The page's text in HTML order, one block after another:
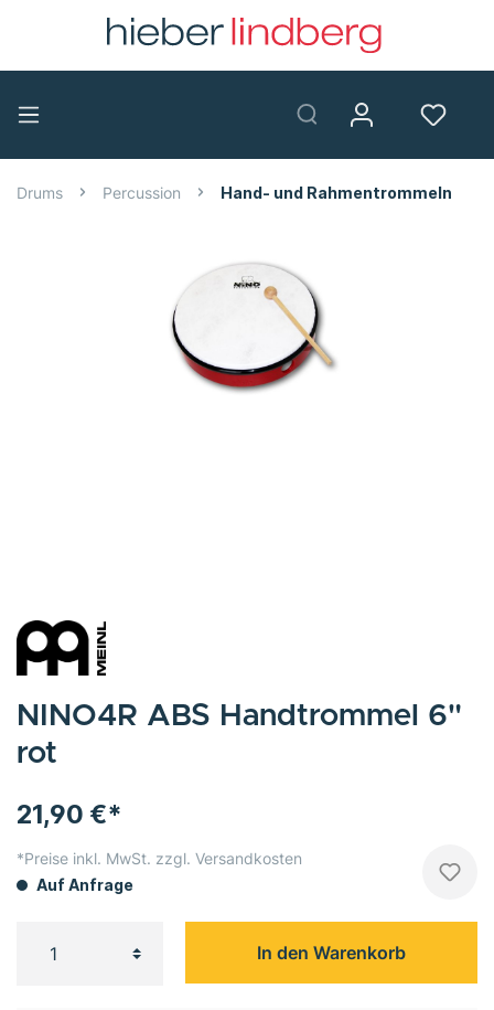
Drums Percussion Hand- und Rahmentrommeln
21,90 €*
*Preise inkl. MwSt. zzgl. Versandkosten
Auf Anfrage
In den Warenkorb
NINO4R ABS Handtrommel 6"
rot